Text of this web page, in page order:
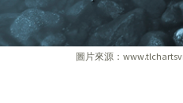
圖片來源：